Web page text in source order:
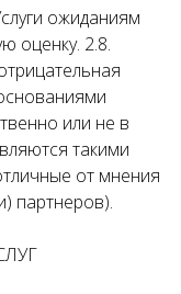
ожиданиям
оценку. 2.8.
или не в
такими
от мнения
партнеров).